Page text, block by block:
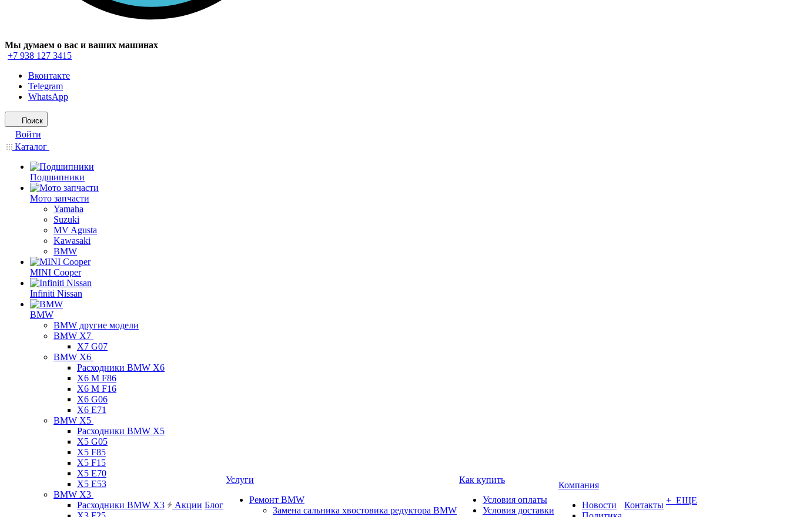
Мы думаем о вас и ваших машинах
+7 938 127 3415
Вконтакте
Telegram
WhatsApp
Поиск
Войти
Каталог
Подшипники
Мото запчасти
Yamaha
Suzuki
MV Agusta
Kawasaki
BMW
MINI Cooper
Infiniti Nissan
BMW
BMW другие модели
BMW X7
X7 G07
BMW X6
Расходники BMW X6
X6 M F86
X6 M F16
X6 G06
X6 E71
BMW X5
Расходники BMW X5
X5 G05
X5 F85
X5 F15
X5 E70
X5 E53
BMW X3
Расходники BMW X3
Акции Блог
Услуги
Ремонт BMW
Замена сальника хвостовика редуктора BMW
Как купить
Условия оплаты
Условия доставки
Компания
Новости
Контакты + ЕЩЕ